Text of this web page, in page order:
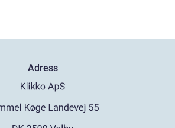
Adress